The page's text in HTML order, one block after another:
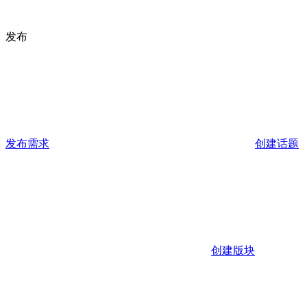
发布
发布需求 创建话题
创建版块